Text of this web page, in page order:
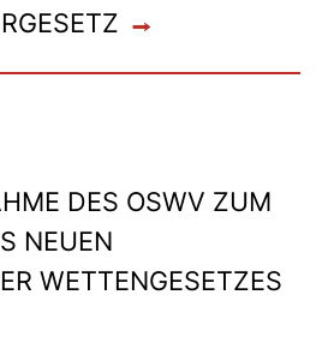
DES OSWV ZUM
NEUEN
WETTENGESETZES